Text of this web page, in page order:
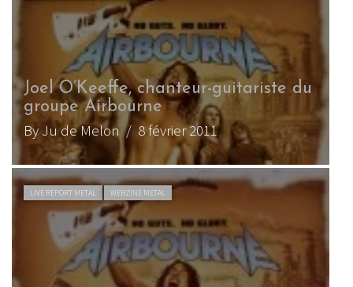
Joel O’Keeffe, chanteur-guitariste du
groupe Airbourne
By Ju de Melon / 8 février 2011
LIVE REPORT METAL WEBZINE METAL